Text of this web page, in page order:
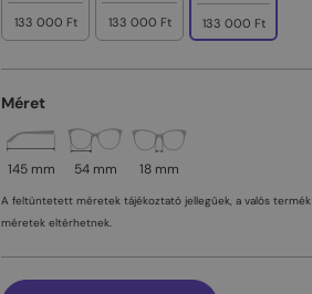
133 000 Ft 133 000 Ft 133 000 Ft
Méret
145 mm 54 mm 18 mm
A feltüntetett méretek tájékoztató jellegűek, a valós termék
méretek eltérhetnek.